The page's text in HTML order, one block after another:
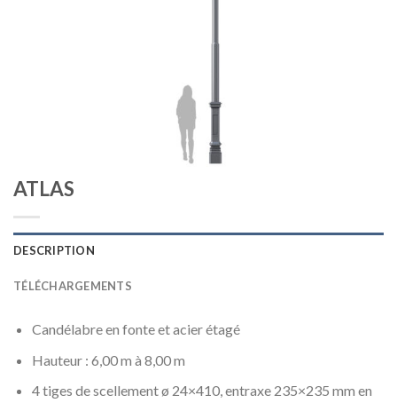
ATLAS
DESCRIPTION
TÉLÉCHARGEMENTS
Candélabre en fonte et acier étagé
Hauteur : 6,00 m à 8,00 m
4 tiges de scellement ø 24×410, entraxe 235×235 mm en